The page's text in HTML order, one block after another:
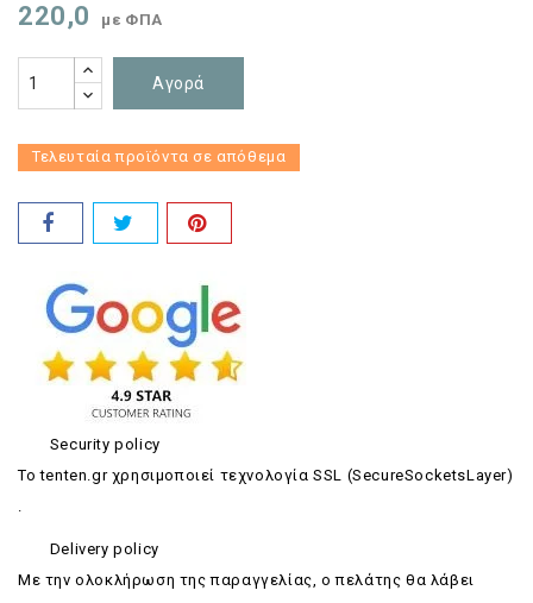
220,0 με ΦΠΑ
Αγορά
Τελευταία προϊόντα σε απόθεμα
Security policy
Το tenten.gr χρησιμοποιεί τεχνολογία SSL (SecureSocketsLayer)
.
Delivery policy
Με την ολοκλήρωση της παραγγελίας, ο πελάτης θα λάβει